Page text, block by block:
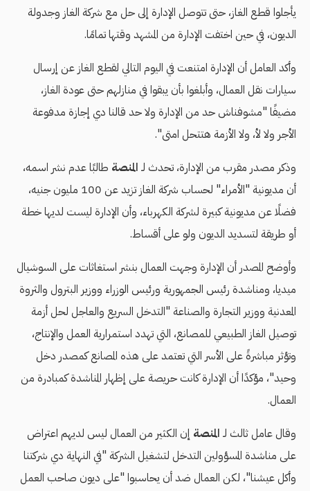
يأجلوا قطع الغاز، حتى تتوصل الإدارة إلى حل مع شركة الغاز وجدولة
الديون، في حين اختفت الإدارة من المشهد وقتها تمامًا.
وأكد العامل أن الإدارة امتنعت في اليوم التالي لقطع الغاز عن إرسال
سيارات نقل العمال، وأبلغوا بأن يبقوا في منازلهم حتى عودة الغاز،
مضيفًا "مشوفناش حد من الإدارة ولا حد قالنا دي إجازة مدفوعة
الأجر ولا لأ، ولا الأزمة هتتحل امتى".
وذكر مصدر مقرب من الإدارة، تحدث لـ المنصة طالبًا عدم نشر اسمه،
أن مديونية "الأمراء" لحساب شركة الغاز تزيد عن 100 مليون جنيه،
فضلًا عن مديونية كبيرة لشركة الكهرباء، وأن الإدارة ليست لديها خطة
أو طريقة لتسديد الديون ولو على أقساط.
وأوضح المصدر أن الإدارة وجهت العمال بنشر استغاثات على السوشيال
ميديا، ومناشدة رئيس الجمهورية ورئيس الوزراء ووزير البترول والثروة
المعدنية ووزير التجارة والصناعة "التدخل السريع والعاجل لحل أزمة
توصيل الغاز الطبيعي للمصانع، التي تهدد استمرارية العمل والإنتاج،
وتؤثر مباشرةً على الأسر التي تعتمد على هذه المصانع كمصدر دخل
وحيد"، مؤكدًا أن الإدارة كانت حريصة على إظهار المناشدة كمبادرة من
العمال.
وقال عامل ثالث لـ المنصة إن الكثير من العمال ليس لديهم اعتراض
على مناشدة المسؤولين التدخل لتشغيل الشركة "في النهاية دي شركتنا
وأكل عيشنا"، لكن العمال ضد أن يحاسبوا "على ديون صاحب العمل